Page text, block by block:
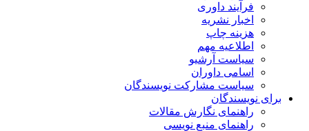
فرآیند داوری
اخبار نشریه
هزینه چاپ
اطلاعیه مهم
سیاست آرشیو
اسامی داوران
سیاست مشارکت نویسندگان
برای نویسندگان
راهنمای نگارش مقالات
راهنمای منبع نویسی